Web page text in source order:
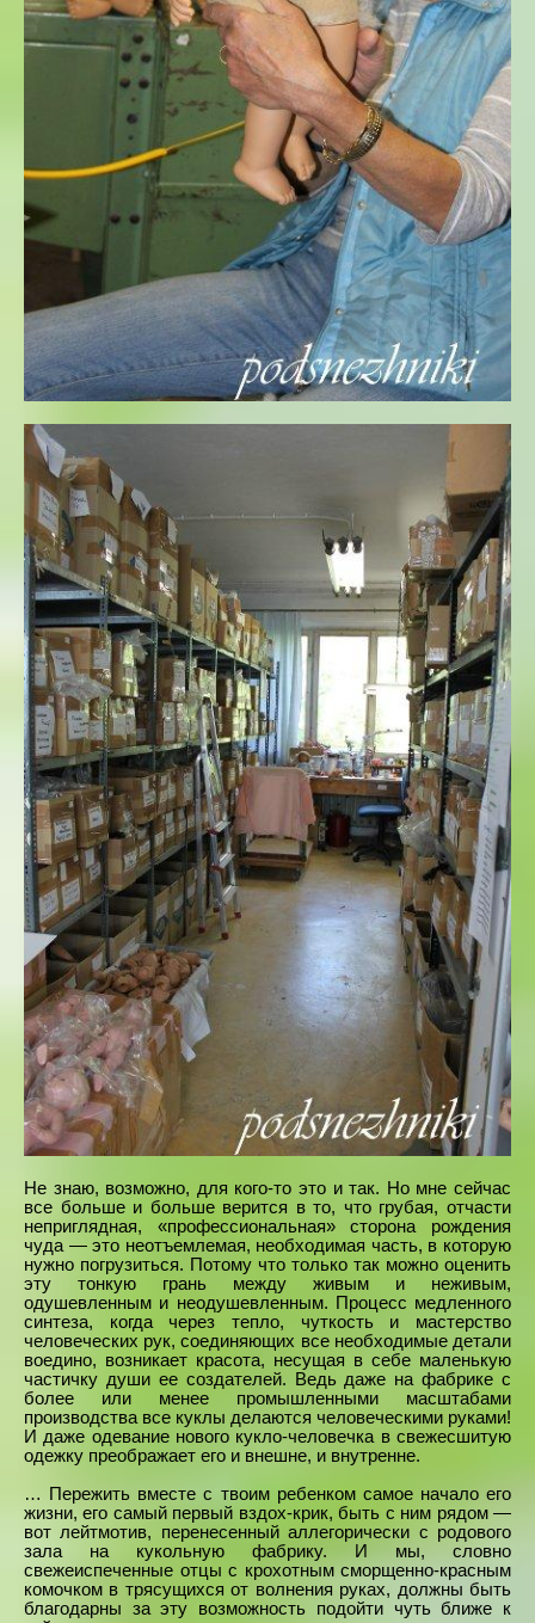
Не знаю, возможно, для кого-то это и так. Но мне сейчас
все больше и больше верится в то, что грубая, отчасти
неприглядная, «профессиональная» сторона рождения
чуда — это неотъемлемая, необходимая часть, в которую
нужно погрузиться. Потому что только так можно оценить
эту тонкую грань между живым и неживым,
одушевленным и неодушевленным. Процесс медленного
синтеза, когда через тепло, чуткость и мастерство
человеческих рук, соединяющих все необходимые детали
воедино, возникает красота, несущая в себе маленькую
частичку души ее создателей. Ведь даже на фабрике с
более или менее промышленными масштабами
производства все куклы делаются человеческими руками!
И даже одевание нового кукло-человечка в свежесшитую
одежку преображает его и внешне, и внутренне.
… Пережить вместе с твоим ребенком самое начало его
жизни, его самый первый вздох-крик, быть с ним рядом —
вот лейтмотив, перенесенный аллегорически с родового
зала на кукольную фабрику. И мы, словно
свежеиспеченные отцы с крохотным сморщенно-красным
комочком в трясущихся от волнения руках, должны быть
благодарны за эту возможность подойти чуть ближе к